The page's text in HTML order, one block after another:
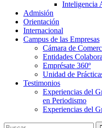
Inteligencia
Admisión
Orientación
Internacional
Campus de las Empresas
Cámara de
Entidades
Emprésate 360º
Unidad de
Testimonios
Experiencias del
en Periodismo
Experiencias del